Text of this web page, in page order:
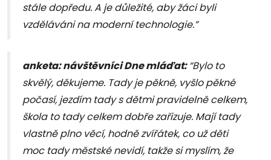
stále dopředu. A je důležité, aby žáci byli
vzděláváni na moderní technologie.”
anketa: návštěvníci Dne mláďat:“Bylo to
skvělý, děkujeme. Tady je pěkně, vyšlo pěkné
počasí, jezdím tady s dětmi pravidelně celkem,
škola to tady celkem dobře zařizuje. Mají tady
vlastně plno věcí, hodně zvířátek, co už děti
moc tady městské nevidí, takže si myslím, že